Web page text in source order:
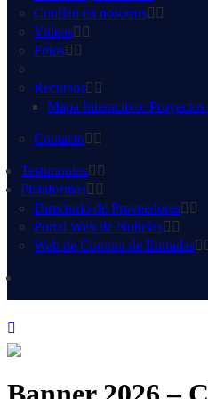
Confían en nosotros
Videos
Fotos
Recursos
Mapa Interactivo:
Contacto
Testimonios
Plataformas
Directorio de Proveedores
Portal Web de Noticias
Web de Compra de Entradas